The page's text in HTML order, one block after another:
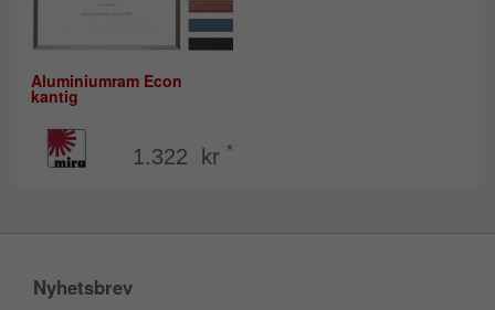
Aluminiumram Econ
kantig
1.322 kr *
Nyhetsbrev